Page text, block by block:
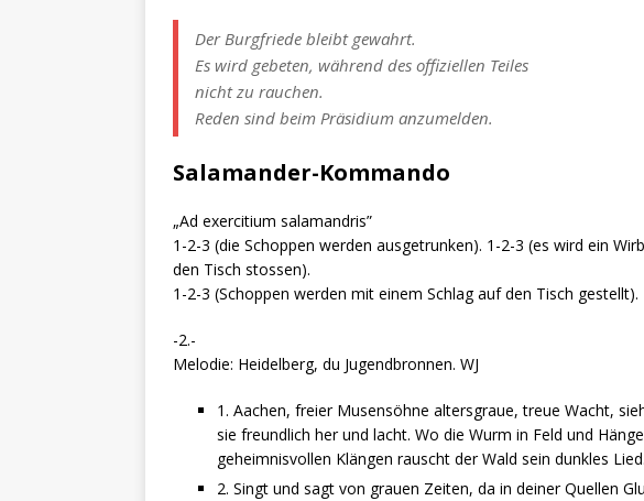
Der Burgfriede bleibt gewahrt.
Es wird gebeten, während des offiziellen Teiles
nicht zu rauchen.
Reden sind beim Präsidium anzumelden.
Salamander-Kommando
„Ad exercitium salamandris”
1-2-3 (die Schoppen werden ausgetrunken). 1-2-3 (es wird ein
den Tisch stossen).
1-2-3 (Schoppen werden mit einem Schlag auf den Tisch gestellt).
-2.-
Melodie: Heidelberg, du Jugendbronnen. WJ
1. Aachen, freier Musensöhne altersgraue, treue Wacht,
sie freundlich her und lacht. Wo die Wurm in Feld und
geheimnisvollen Klängen rauscht der Wald sein dunkles Lied.
2. Singt und sagt von grauen Zeiten, da in deiner Quellen